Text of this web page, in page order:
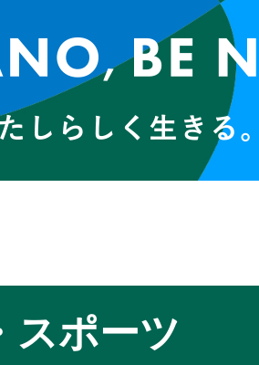
、わたしらしく生きる。長野市
スポーツ